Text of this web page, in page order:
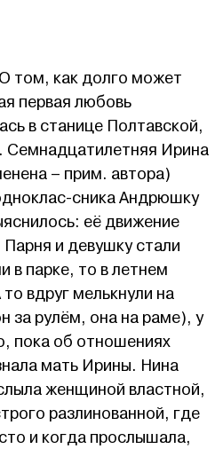
том, как долго может
первая любовь
в станице Полтавской,
Семнадцатилетняя Ирина
– прим. автора)
сника Андрюшку
её движение
и девушку стали
в парке, то в летнем
вдруг мелькнули на
за рулём, она на раме), у
пока об отношениях
мать Ирины. Нина
женщиной властной,
разлинованной, где
и когда прослышала,